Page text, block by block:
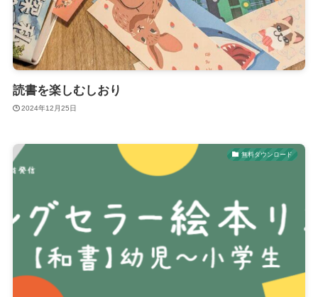
読書を楽しむしおり
2024年12月25日
無料ダウンロード